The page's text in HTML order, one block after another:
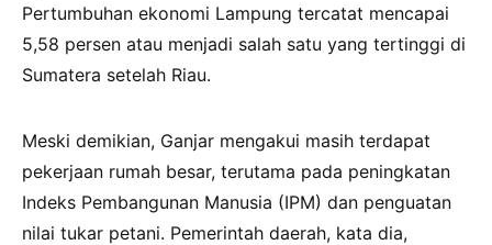
Pertumbuhan ekonomi Lampung tercatat mencapai
5,58 persen atau menjadi salah satu yang tertinggi di
Sumatera setelah Riau.
Meski demikian, Ganjar mengakui masih terdapat
pekerjaan rumah besar, terutama pada peningkatan
Indeks Pembangunan Manusia (IPM) dan penguatan
nilai tukar petani. Pemerintah daerah, kata dia,